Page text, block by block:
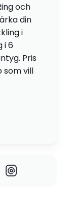
och
din
i
i 6
Pris
som vill